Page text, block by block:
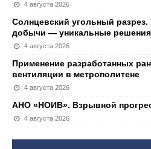
4 августа 2026
Солнцевский угольный
добычи — уникальные решения
4 августа 2026
Применение разработанных
вентиляции в метрополитене
4 августа 2026
АНО «НОИВ». Взрывной
4 августа 2026